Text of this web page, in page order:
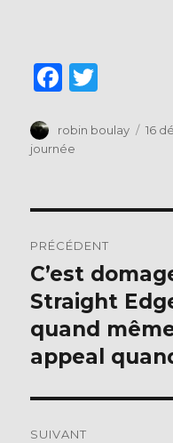
F
c
e
o
o
k
it
Auteur
robin boulay 16
journée
de
l’article
PRÉCÉDENT
Publication
précédente :
C’est
Straight
quand
appeal
SUIVANT